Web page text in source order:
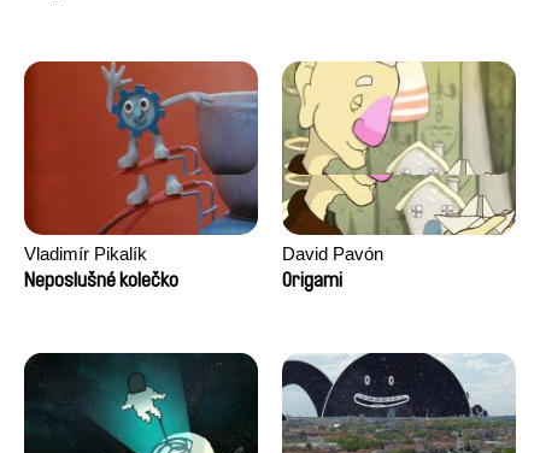
Vladimír Pikalík
Neposlušné kolečko
David Pavón
Origami